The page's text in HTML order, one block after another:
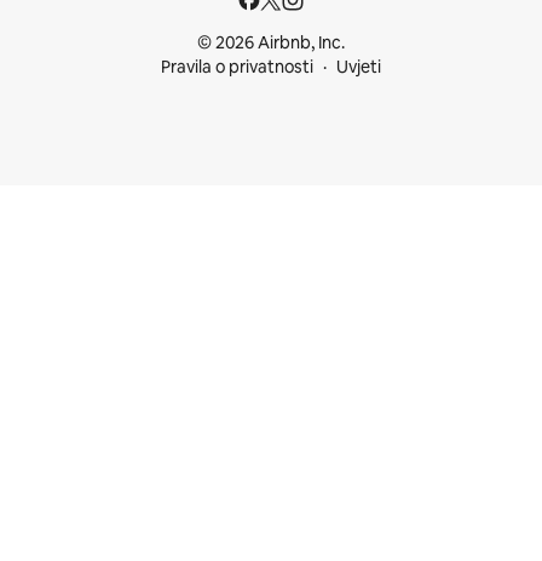
© 2026 Airbnb, Inc.
Pravila o privatnosti
Uvjeti